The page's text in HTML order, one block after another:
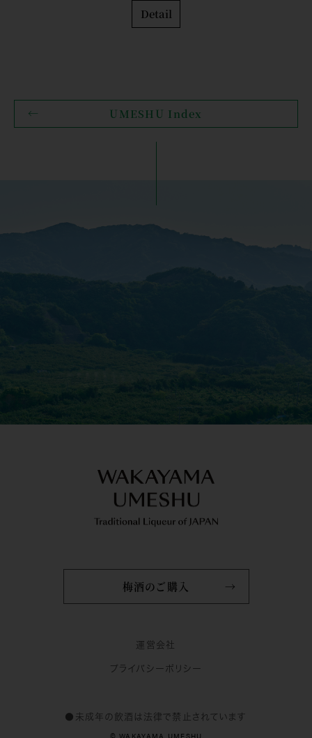
Detail
UMESHU Index
梅酒のご購入
運営会社
プライバシーポリシー
●未成年の飲酒は法律で禁止されています